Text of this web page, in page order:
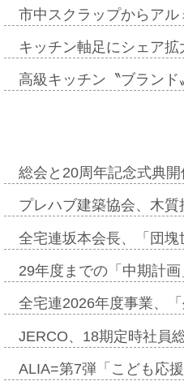
市中スクラップからア
キッチン軸足にシェア
高級キッチン〝ブラン
総会と20周年記念式典
プレハブ建築協会、木
全宅連坂本会長、「団
29年度までの「中期計
全宅連2026年度事業、
JERCO、18期定時社員
ALIA=第7弾「こども応